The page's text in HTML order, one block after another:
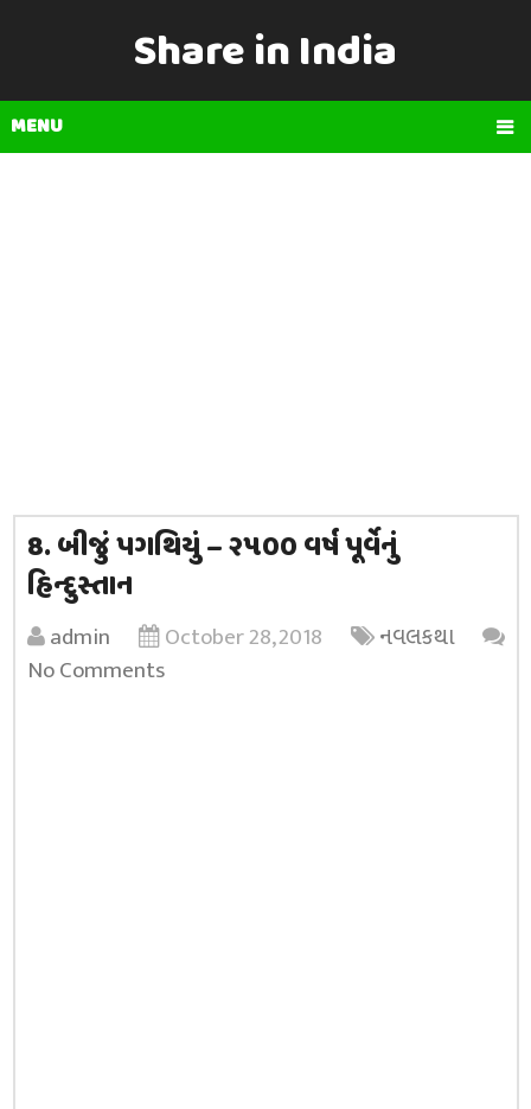
Share in India
MENU
8. બીજું પગથિયું – ૨૫૦૦ વર્ષ પૂર્વેનું
હિન્દુસ્તાન
admin October 28, 2018
નવલકથા
No Comments